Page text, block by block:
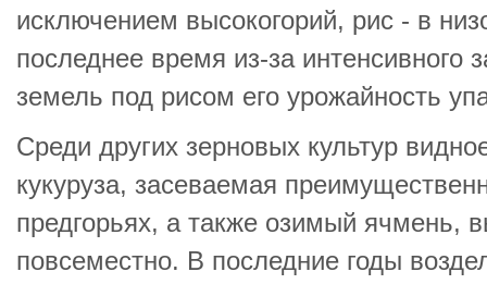
исключением высокогорий, рис - в
последнее время из-за интенсивного
земель под рисом его урожайность
Среди других зерновых культур
кукуруза, засеваемая
предгорьях, а также озимый ячмень,
повсеместно. В последние годы